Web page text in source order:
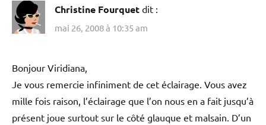
Christine Fourquet dit :
mai 26, 2008 à 10:35 am
Bonjour Viridiana,
Je vous remercie infiniment de cet éclairage. Vous avez
mille fois raison, l’éclairage que l’on nous en a fait jusqu’à
présent joue surtout sur le côté glauque et malsain. D’un